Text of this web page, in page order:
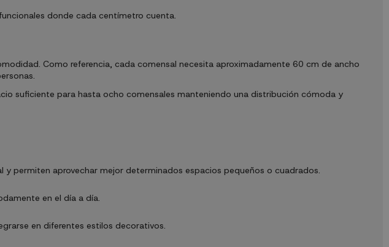
donde cada centímetro cuenta.
Como referencia, cada comensal necesita aproximadamente 60 cm de ancho
suficiente para hasta ocho comensales manteniendo una distribución cómoda y
permiten aprovechar mejor determinados espacios pequeños o cuadrados.
en el día a día.
en diferentes estilos decorativos.